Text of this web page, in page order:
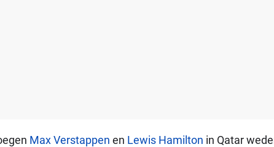
Max Verstappen en Lewis Hamilton in Qatar